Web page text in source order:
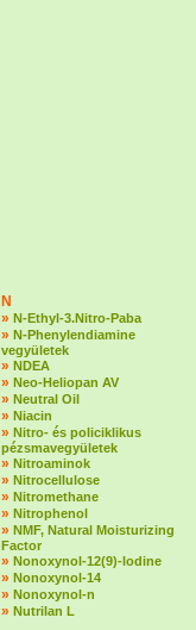
N
» N-Ethyl-3.Nitro-Paba
» N-Phenylendiamine
vegyületek
» NDEA
» Neo-Heliopan AV
» Neutral Oil
» Niacin
» Nitro- és policiklikus
pézsmavegyületek
» Nitroaminok
» Nitrocellulose
» Nitromethane
» Nitrophenol
» NMF, Natural Moisturizing
Factor
» Nonoxynol-12(9)-lodine
» Nonoxynol-14
» Nonoxynol-n
» Nutrilan L